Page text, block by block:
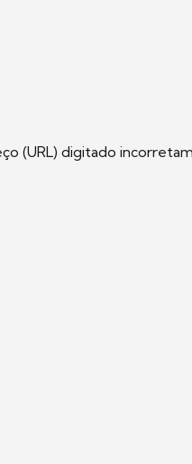
(URL) digitado